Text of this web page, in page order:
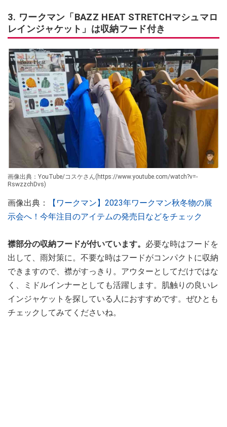
3. ワークマン「BAZZ HEAT STRETCHマシュマロ
レインジャケット」は収納フード付き
画像出典：YouTube/コスケさん(https://www.youtube.com/watch?v=-
RswzzchDvs)
画像出典：
【ワークマン】2023年ワークマン秋冬物の展
示会へ！今年注目のアイテムの発売日などをチェック
襟部分の収納フードが付いています。 必要な時はフードを
出して、雨対策に。不要な時はフードがコンパクトに収納
できますので、襟がすっきり。アウターとしてだけではな
く、ミドルインナーとしても活躍します。肌触りの良いレ
インジャケットを探している人におすすめです。ぜひとも
チェックしてみてくださいね。